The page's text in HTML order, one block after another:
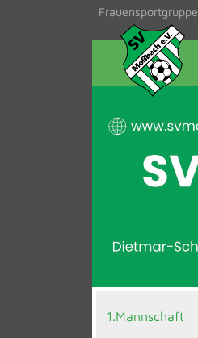
Frauensportgruppe
1.Mannschaft